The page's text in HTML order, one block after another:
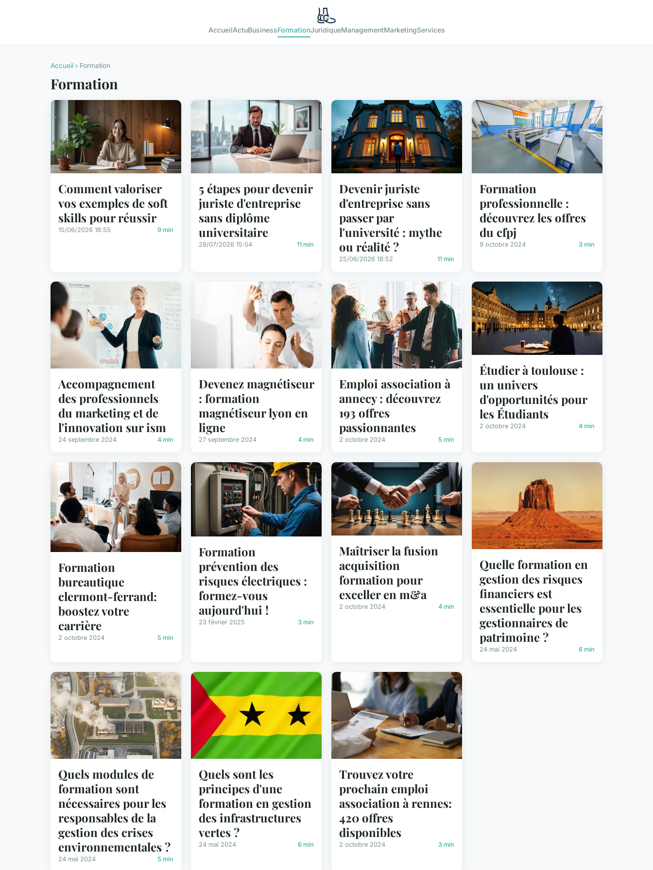
AccueilActuBusinessFormationJuridiqueManagementMarketingServices
Accueil › Formation
Formation
Comment valoriser
vos exemples de soft
skills pour réussir
15/06/2026 18:55 9 min
5 étapes pour devenir
juriste d'entreprise
sans diplôme
universitaire
28/07/2026 15:04 11 min
Devenir juriste
d'entreprise sans
passer par
l'université : mythe
ou réalité ?
25/06/2026 18:52 11 min
Formation
professionnelle :
découvrez les offres
du cfpj
9 octobre 2024 3 min
Accompagnement
des professionnels
du marketing et de
l'innovation sur ism
24 septembre 2024 4 min
Devenez magnétiseur
: formation
magnétiseur lyon en
ligne
27 septembre 2024 4 min
Emploi association à
annecy : découvrez
193 offres
passionnantes
2 octobre 2024 5 min
Étudier à toulouse :
un univers
d'opportunités pour
les Étudiants
2 octobre 2024 4 min
Formation
bureautique
clermont-ferrand:
boostez votre
carrière
2 octobre 2024 5 min
Formation
prévention des
risques électriques :
formez-vous
aujourd'hui !
23 février 2025 3 min
Maîtriser la fusion
acquisition
formation pour
exceller en m&a
2 octobre 2024 4 min
Quelle formation en
gestion des risques
financiers est
essentielle pour les
gestionnaires de
patrimoine ?
24 mai 2024 6 min
Quels modules de
formation sont
nécessaires pour les
responsables de la
gestion des crises
environnementales ?
24 mai 2024 5 min
Quels sont les
principes d'une
formation en gestion
des infrastructures
vertes ?
24 mai 2024 6 min
Trouvez votre
prochain emploi
association à rennes:
420 offres
disponibles
2 octobre 2024 3 min